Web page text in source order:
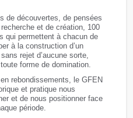
de découvertes, de pensées
et de création, 100
qui permettent à chacun de
à la construction d’un
rejet d’aucune sorte,
forme de domination.
rebondissements, le GFEN
et pratique nous
et de nous positionner face
période.